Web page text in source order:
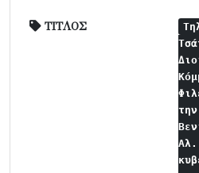
ΤΙΤΛΟΣ
Αλ.